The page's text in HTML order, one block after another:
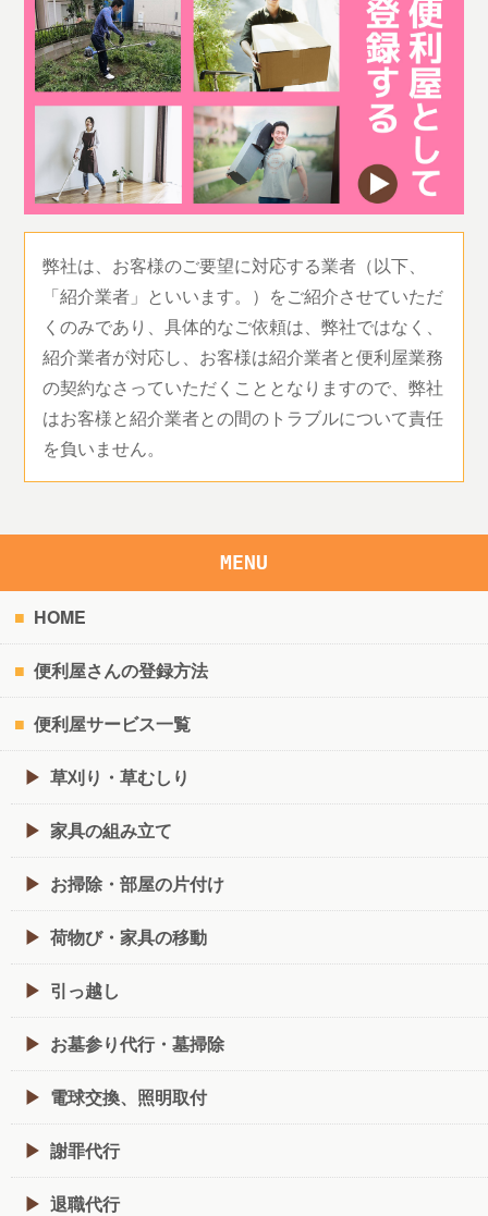
弊社は、お客様のご要望に対応する業者（以下、
「紹介業者」といいます。）をご紹介させていただ
くのみであり、具体的なご依頼は、弊社ではなく、
紹介業者が対応し、お客様は紹介業者と便利屋業務
の契約なさっていただくこととなりますので、弊社
はお客様と紹介業者との間のトラブルについて責任
を負いません。
MENU
HOME
便利屋さんの登録方法
便利屋サービス一覧
草刈り・草むしり
家具の組み立て
お掃除・部屋の片付け
荷物び・家具の移動
引っ越し
お墓参り代行・墓掃除
電球交換、照明取付
謝罪代行
退職代行